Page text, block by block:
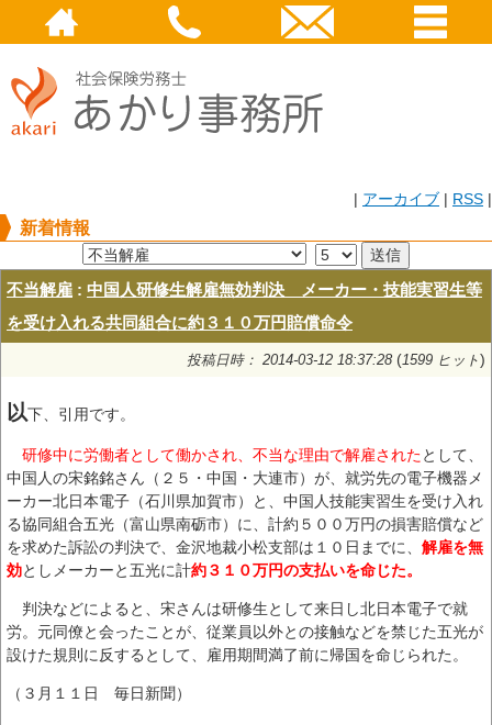
| アーカイブ | RSS |
新着情報
不当解雇 : 中国人研修生解雇無効判決 メーカー・技能実習生等
を受け入れる共同組合に約３１０万円賠償命令
投稿日時： 2014-03-12 18:37:28 (1599 ヒット)
以下、引用です。
研修中に労働者として働かされ、不当な理由で解雇されたとして、
中国人の宋銘銘さん（２５・中国・大連市）が、就労先の電子機器メ
ーカー北日本電子（石川県加賀市）と、中国人技能実習生を受け入れ
る協同組合五光（富山県南砺市）に、計約５００万円の損害賠償など
を求めた訴訟の判決で、金沢地裁小松支部は１０日までに、 解雇を無
効としメーカーと五光に計約３１０万円の支払いを命じた。
判決などによると、宋さんは研修生として来日し北日本電子で就
労。元同僚と会ったことが、従業員以外との接触などを禁じた五光が
設けた規則に反するとして、雇用期間満了前に帰国を命じられた。
（３月１１日 毎日新聞）